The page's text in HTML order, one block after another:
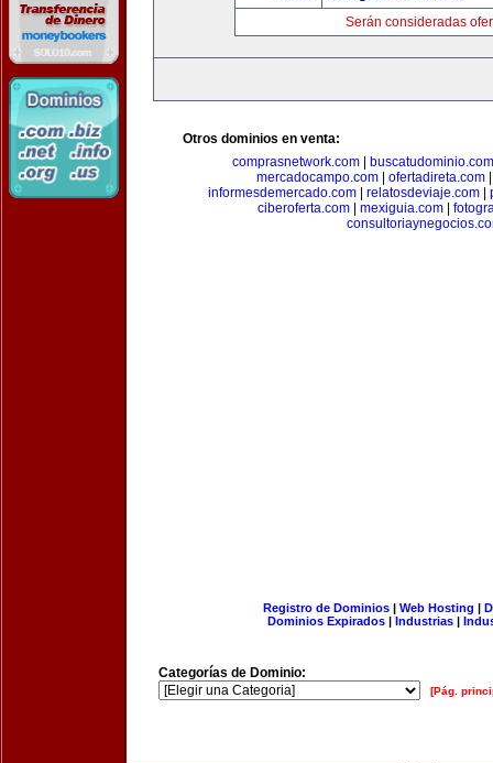
Serán consideradas
Otros dominios en venta:
comprasnetwork.com
buscatudominio.com
mercadocampo.com| ofertadireta.com
informesdemercado.com| relatosdeviaje.com|
ciberoferta.com
mexiguia.com
Registro de Dominios| Web Hosting |
Dominios Expirados | Industrias |
Categorías de Dominio:
[Pág.